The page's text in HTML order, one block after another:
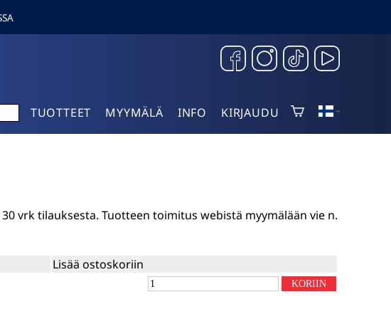
TUOTTEET MYYMÄLÄ INFO KIRJAUDU
30 vrktilauksesta. Tuotteen toimitus webistä myymälään vie n.
Lisää ostoskoriin